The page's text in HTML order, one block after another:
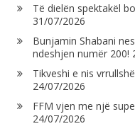
Të dielën spektakël
31/07/2026
Bunjamin Shabani
ndeshjen numër 200!
Tikveshi e nis
24/07/2026
FFM vjen me një
24/07/2026